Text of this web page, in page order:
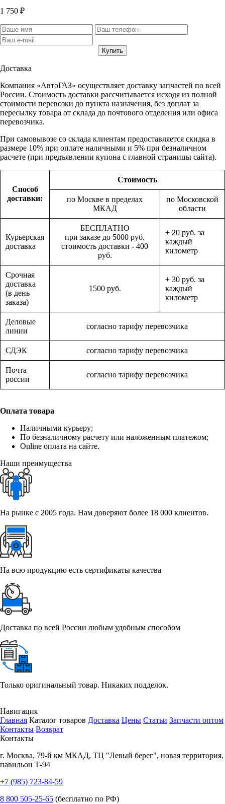
1 750 ₽
Доставка
Компания «АвтоГАЗ» осуществляет доставку запчастей по всей
России. Стоимость доставки рассчитывается исходя из полной
стоимости перевозки до пункта назначения, без доплат за
пересылку товара от склада до почтового отделения или офиса
перевозчика.
При самовывозе со склада клиентам предоставляется скидка в
размере 10% при оплате наличными и 5% при безналичном
расчете (при предъявлении купона с главной страницы сайта).
Способ
доставки:
Стоимость
по Москве в пределах
МКАД
по Московской
области
Курьерская
доставка
БЕСПЛАТНО
при заказе до 5000 руб.
стоимость доставки - 400
руб.
+ 20 руб. за
каждый
километр
Срочная
доставка
(в день
заказа)
1500 руб.
+ 30 руб. за
каждый
километр
Деловые
линии
согласно тарифу перевозчика
СДЭК согласно тарифу перевозчика
Почта
россии
согласно тарифу перевозчика
Оплата товара
Наличными курьеру;
По безналичному расчету или наложенным платежом;
Online оплата на сайте.
Наши преимущества
На рынке с 2005 года. Нам доверяют более 18 000 клиентов.
На всю продукцию есть сертификаты качества
Доставка по всей России любым удобным способом
Только оригинальный товар. Никаких подделок.
Навигация
Главная Каталог товаров Доставка Цены Статьи Запчасти оптом
Контакты Возврат
Контакты
г. Москва, 79-й км МКАД, ТЦ "Левый берег", новая территория,
павильон Т-94
+7 (985) 723-84-59
8 800 505-25-65 (бесплатно по РФ)